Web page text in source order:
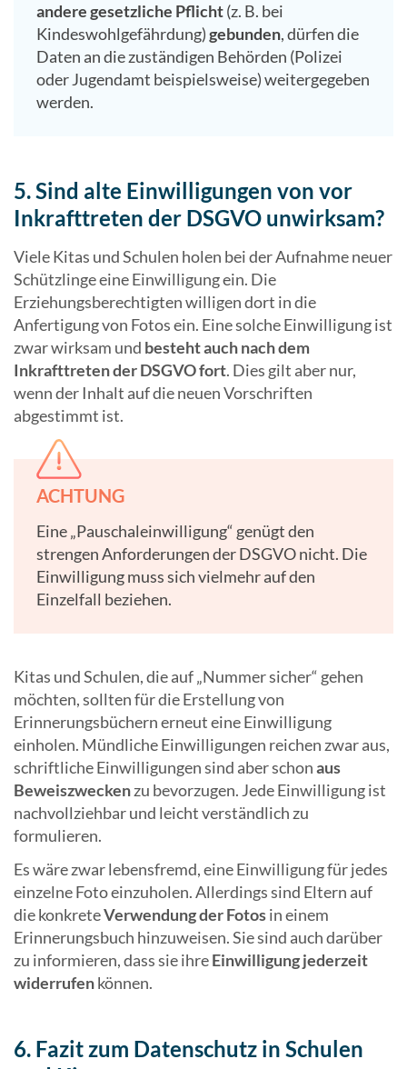
andere gesetzliche Pflicht(z. B. bei
Kindeswohlgefährdung)gebunden, dürfen die
Daten an die zuständigen Behörden (Polizei
oder Jugendamt beispielsweise) weitergegeben
werden.
5. Sind alte Einwilligungen von vor
Inkrafttreten der DSGVO unwirksam?
Viele Kitas und Schulen holen bei der Aufnahme neuer
Schützlinge eine Einwilligung ein. Die
Erziehungsberechtigten willigen dort in die
Anfertigung von Fotos ein. Eine solche Einwilligung ist
zwar wirksam und besteht auch nach dem
Inkrafttreten der DSGVO fort. Dies gilt aber nur,
wenn der Inhalt auf die neuen Vorschriften
abgestimmt ist.
ACHTUNG
Eine „Pauschaleinwilligung“ genügt den
strengen Anforderungen der DSGVO nicht. Die
Einwilligung muss sich vielmehr auf den
Einzelfall beziehen.
Kitas und Schulen, die auf „Nummer sicher“ gehen
möchten, sollten für die Erstellung von
Erinnerungsbüchern erneut eine Einwilligung
einholen. Mündliche Einwilligungen reichen zwar aus,
schriftliche Einwilligungen sind aber schonaus
Beweiszweckenzu bevorzugen. Jede Einwilligung ist
nachvollziehbar und leicht verständlich zu
formulieren.
Es wäre zwar lebensfremd, eine Einwilligung für jedes
einzelne Foto einzuholen. Allerdings sind Eltern auf
die konkreteVerwendung der Fotosin einem
Erinnerungsbuch hinzuweisen. Sie sind auch darüber
zu informieren, dass sie ihreEinwilligung jederzeit
widerrufenkönnen.
6. Fazit zum Datenschutz in Schulen